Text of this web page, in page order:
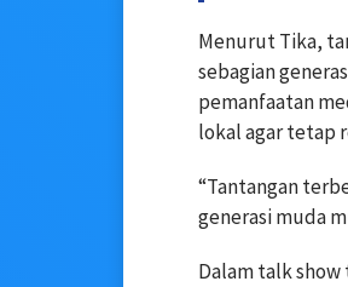
Menurut Tika,
sebagian
pemanfaatan
lokal agar tetap
“Tantangan
generasi muda
Dalam talk